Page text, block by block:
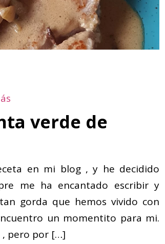
verde de
en mi blog , y he decidido
me ha encantado escribir y
gorda que hemos vivido con
un momentito para mi.
, pero por[…]